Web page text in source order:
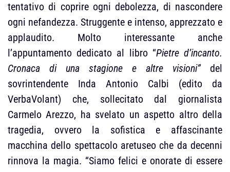
tentativo di coprire ogni debolezza, di nascondere
ogni nefandezza. Struggente e intenso, apprezzato e
applaudito. Molto interessante anche
l’appuntamento dedicato al libro “Pietre d’incanto.
Cronaca di una stagione e altre visioni”del
sovrintendente Inda Antonio Calbi (edito da
VerbaVolant) che, sollecitato dal giornalista
Carmelo Arezzo, ha svelato un aspetto altro della
tragedia, ovvero la sofistica e affascinante
macchina dello spettacolo aretuseo che da decenni
rinnova la magia. “Siamo felici e onorate di essere